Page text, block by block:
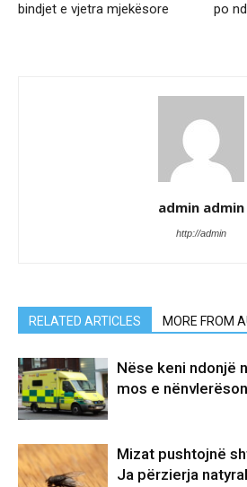
bindjet e vjetra mjekësore
po
admin admin
http://admin
RELATED ARTICLES MORE FROM
Nëse keni ndonjë
mos e
Mizat pushtojnë
Ja përzierja